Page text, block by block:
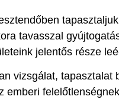
tavasszal
jelentős része
vizsgálat, tapasztalat
emberi